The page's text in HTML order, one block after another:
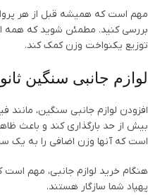
مهم است که همیشه قبل از هر
بررسی کنید. مطمئن شوید که همه
توزیع یکنواخت وزن کمک کند.
لوازم جانبی سنگین
بیش از حد بارگذاری کند و باعث
است که آنها وزن اضافی را به یک
هنگام خرید لوازم جانبی، مهم
پهپاد شما سازگار هستند.